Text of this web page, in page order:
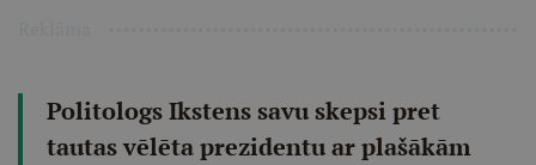
Politologs Ikstens savu skepsi pret
tautas vēlēta prezidentu ar plašākām